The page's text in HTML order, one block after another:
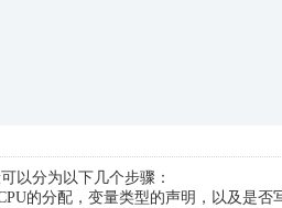
以分为以下几个步骤：
的分配，变量类型的声明，以及是